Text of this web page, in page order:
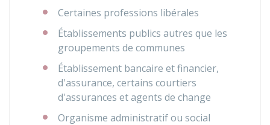
Certaines professions libérales
Établissements publics autres que les
groupements de communes
Établissement bancaire et financier,
d'assurance, certains courtiers
d'assurances et agents de change
Organisme administratif ou social